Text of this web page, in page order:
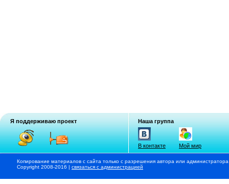
Я поддерживаю проект Наша группа
В контакте Мой мир
Копирование материалов с сайта только с разрешения автора или
Copyright 2008-2016 | связаться с администрацией